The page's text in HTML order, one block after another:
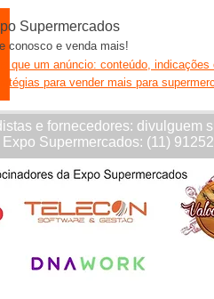
Supermercados
conosco e venda mais!
que um anúncio: conteúdo, indicações
para vender mais para
e fornecedores: divulguem
Supermercados: (11)